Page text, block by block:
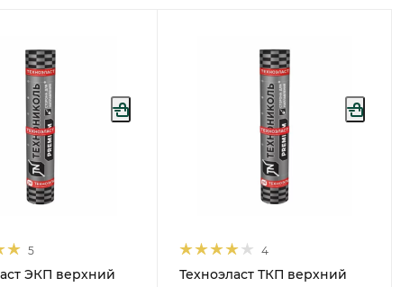
5
ЭКП верхний
4
Техноэласт ТКП верхний